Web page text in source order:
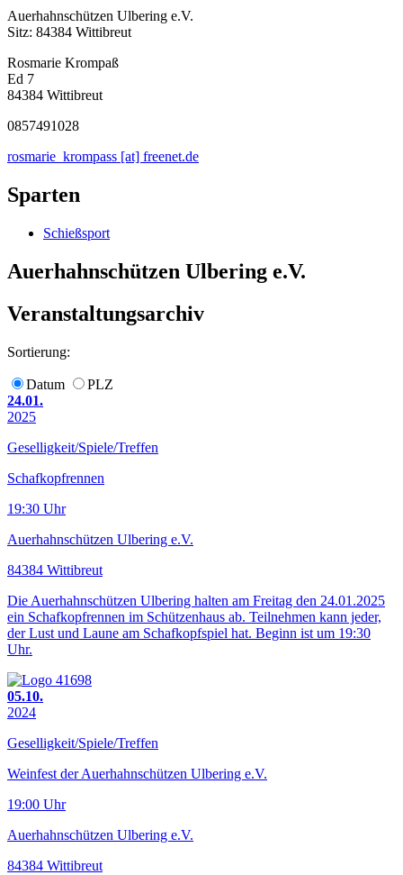
Auerhahnschützen Ulbering e.V.
Sitz: 84384 Wittibreut
Rosmarie Krompaß
Ed 7
84384 Wittibreut
0857491028
rosmarie_krompass [at] freenet.de
Sparten
Schießsport
Auerhahnschützen Ulbering e.V.
Veranstaltungsarchiv
Sortierung:
Datum
PLZ
24.01.
2025
Geselligkeit/Spiele/Treffen
Schafkopfrennen
19:30 Uhr
Auerhahnschützen Ulbering e.V.
84384 Wittibreut
Die Auerhahnschützen Ulbering halten am Freitag den 24.01.2025
ein Schafkopfrennen im Schützenhaus ab. Teilnehmen kann jeder,
der Lust und Laune am Schafkopfspiel hat. Beginn ist um 19:30
Uhr.
05.10.
2024
Geselligkeit/Spiele/Treffen
Weinfest der Auerhahnschützen Ulbering e.V.
19:00 Uhr
Auerhahnschützen Ulbering e.V.
84384 Wittibreut